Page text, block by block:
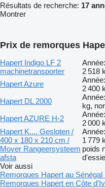
Résultats de recherche: 17
Montrer
Prix de remorques
Hapert Indigo LF 2
machinetransporter
2 518
Hapert Azure
2 400
Hapert DL 2000
kg,
Hapert AZURE H-2
2 000
Hapert K.... Gesloten /
400 x 180 x 210 cm /
Mover Rangeersysteem
afsta
1 779
poids
Voir aussi
Remorques Hapert au Sénégal
Remorques Hapert en Côte